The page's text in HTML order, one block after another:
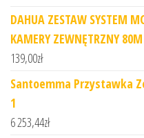
DAHUA ZESTAW SYSTEM
KAMERY ZEWNĘTRZNY 80M
139,00zł
Santoemma Przystawka
1
6 253,44zł